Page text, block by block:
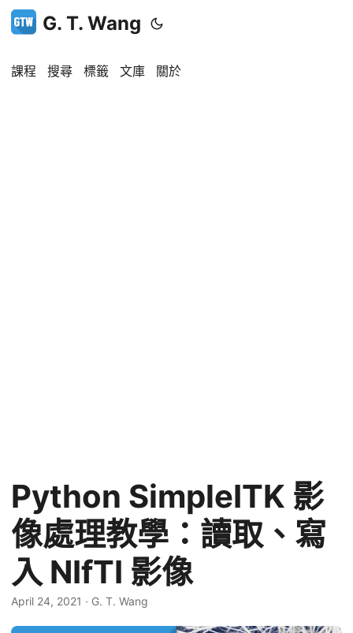
G. T. Wang
課程 搜尋 標籤 文庫 關於
Python SimpleITK 影
像處理教學：讀取、寫
入 NIfTI 影像
April 24, 2021 · G. T. Wang